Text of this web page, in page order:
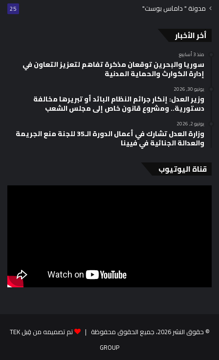
مدونة " داماس بوست" 25
أخر الأخبار
منذ 3 أسابيع
سوريا والبحرين توقعان مذكرة تفاهم لتعزيز التعاون في
إدارة الكوارث والحماية المدنية
يونيو 30, 2026
وزير العدل: إنكار جرائم النظام البائد أو تبريرها مخالفة
دستورية.. ومشروع قانون خاص إلى مجلس الشعب
يونيو 2, 2026
وزارة العدل تشارك في أعمال الدورة الـ35 للجنة منع الجريمة
والعدالة الجنائية في فيينا
قناة اليوتيوب
© حقوق النشر 2026، جميع الحقوق محفوظة |
تم تصميمه من قِبل TEK
GROUP